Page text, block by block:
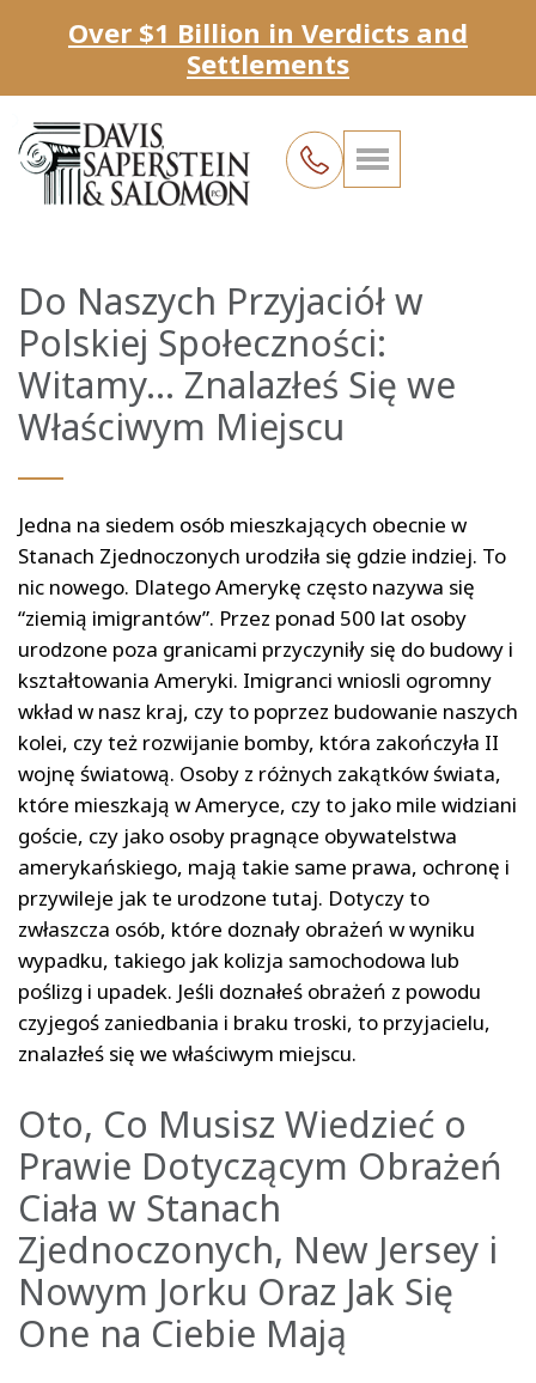
Over $1 Billion in Verdicts and
Settlements
Do Naszych Przyjaciół w
Polskiej Społeczności:
Witamy... Znalazłeś Się we
Właściwym Miejscu
Jedna na siedem osób mieszkających obecnie w
Stanach Zjednoczonych urodziła się gdzie indziej. To
nic nowego. Dlatego Amerykę często nazywa się
“ziemią imigrantów”. Przez ponad 500 lat osoby
urodzone poza granicami przyczyniły się do budowy i
kształtowania Ameryki. Imigranci wniosli ogromny
wkład w nasz kraj, czy to poprzez budowanie naszych
kolei, czy też rozwijanie bomby, która zakończyła II
wojnę światową. Osoby z różnych zakątków świata,
które mieszkają w Ameryce, czy to jako mile widziani
goście, czy jako osoby pragnące obywatelstwa
amerykańskiego, mają takie same prawa, ochronę i
przywileje jak te urodzone tutaj. Dotyczy to
zwłaszcza osób, które doznały obrażeń w wyniku
wypadku, takiego jak kolizja samochodowa lub
poślizg i upadek. Jeśli doznałeś obrażeń z powodu
czyjegoś zaniedbania i braku troski, to przyjacielu,
znalazłeś się we właściwym miejscu.
Oto, Co Musisz Wiedzieć o
Prawie Dotyczącym Obrażeń
Ciała w Stanach
Zjednoczonych, New Jersey i
Nowym Jorku Oraz Jak Się
One na Ciebie Mają